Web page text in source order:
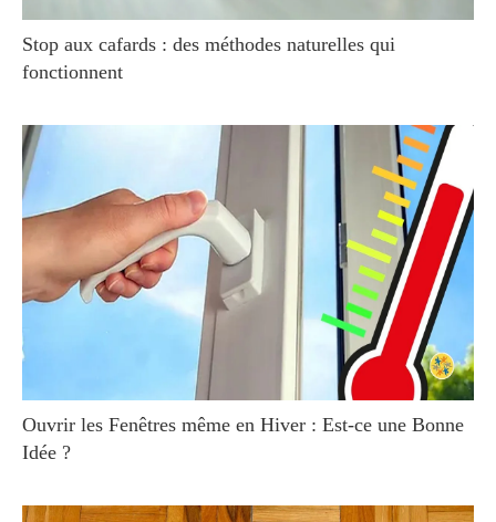
Stop aux cafards : des méthodes naturelles qui
fonctionnent
Ouvrir les Fenêtres même en Hiver : Est-ce une Bonne
Idée ?